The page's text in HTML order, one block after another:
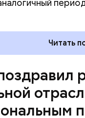
Читать